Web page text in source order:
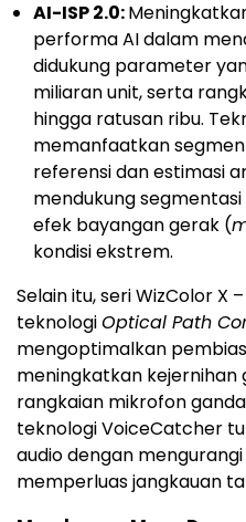
AI-ISP 2.0:
performa AI dalam
didukung parameter
miliaran unit, serta
hingga ratusan ribu.
memanfaatkan
referensi dan estimasi
mendukung
efek bayangan gerak (
kondisi ekstrem.
Selain itu, seri WizColor X
teknologiOptical Path
mengoptimalkan
meningkatkan kejernihan
rangkaian mikrofon
teknologi VoiceCatcher
audio dengan
memperluas jangkauan